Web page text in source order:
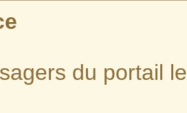
du portail